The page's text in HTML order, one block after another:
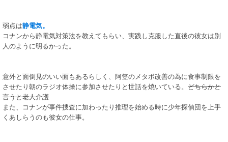
弱点は静電気。
コナンから静電気対策法を教えてもらい、実践し克服した直後の彼女は別
人のように明るかった。
意外と面倒見のいい面もあるらしく、阿笠のメタボ改善の為に食事制限を
させたり朝のラジオ体操に参加させたりと世話を焼いている。 どちらかと
言うと老人介護
また、コナンが事件捜査に加わったり推理を始める時に少年探偵団を上手
くあしらうのも彼女の仕事。